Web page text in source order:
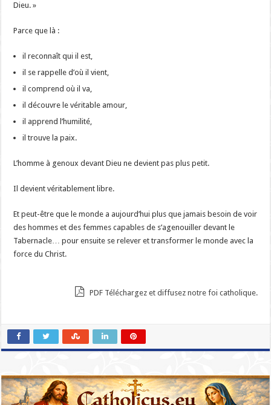
Dieu. »
Parce que là :
il reconnaît qui il est,
il se rappelle d’où il vient,
il comprend où il va,
il découvre le véritable amour,
il apprend l’humilité,
il trouve la paix.
L’homme à genoux devant Dieu ne devient pas plus petit.
Il devient véritablement libre.
Et peut-être que le monde a aujourd’hui plus que jamais besoin de voir
des hommes et des femmes capables de s’agenouiller devant le
Tabernacle… pour ensuite se relever et transformer le monde avec la
force du Christ.
PDF Téléchargez et diffusez notre foi catholique.